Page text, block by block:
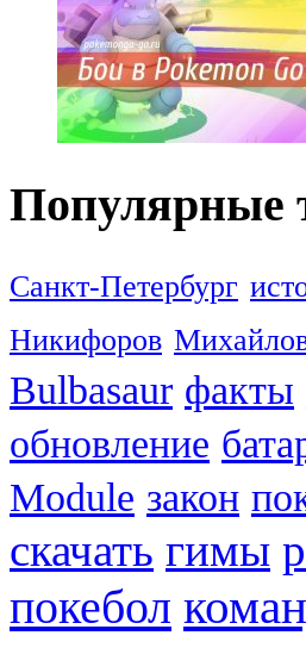
Популярные
Санкт-Петербург
Никифоров
Bulbasaur факты
обновление
Module закон
скачать гимы
покебол